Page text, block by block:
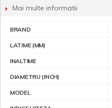
Mai multe informatii
BRAND
LATIME (MM)
INALTIME
DIAMETRU (INCH)
MODEL